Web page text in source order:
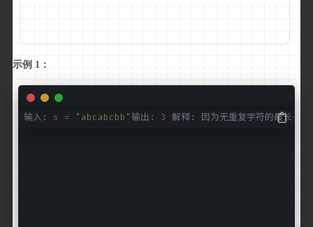
示例 1：
输入: s = "abcabcbb" 输出: 3 解释: 因为无重复字符的最长子